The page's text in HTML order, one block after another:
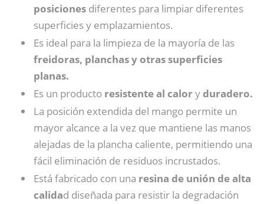
posiciones diferentes para limpiar diferentes
superficies y emplazamientos.
Es ideal para la limpieza de la mayoría de las
freidoras, planchas y otras superficies
planas.
Es un producto resistente al calory duradero.
La posición extendida del mango permite un
mayor alcance a la vez que mantiene las manos
alejadas de la plancha caliente, permitiendo una
fácil eliminación de residuos incrustados.
Está fabricado con una resina de unión de alta
calidad diseñada para resistir la degradación